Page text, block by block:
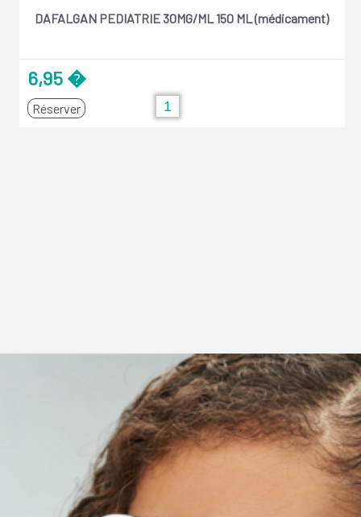
DAFALGAN PEDIATRIE 30MG/ML 150 ML (médicament)
6,95 �
Réserver